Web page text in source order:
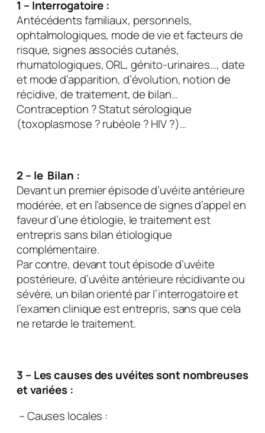
1 – Interrogatoire :
Antécédents familiaux, personnels,
ophtalmologiques, mode de vie et facteurs de
risque, signes associés cutanés,
rhumatologiques, ORL, génito-urinaires…, date
et mode d’apparition, d’évolution, notion de
récidive, de traitement, de bilan…
Contraception ? Statut sérologique
(toxoplasmose ? rubéole ? HIV ?)…
2 – le Bilan :
Devant un premier épisode d’uvéite antérieure
modérée, et en l’absence de signes d’appel en
faveur d’une étiologie, le traitement est
entrepris sans bilan étiologique
complémentaire.
Par contre, devant tout épisode d’uvéite
postérieure, d’uvéite antérieure récidivante ou
sévère, un bilan orienté par l’interrogatoire et
l’examen clinique est entrepris, sans que cela
ne retarde le traitement.
3 – Les causes des uvéites sont nombreuses
et variées :
– Causes locales :